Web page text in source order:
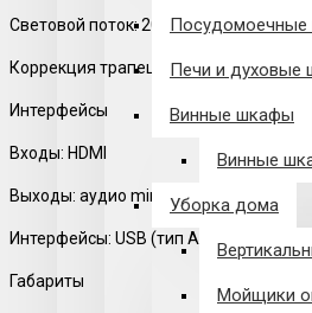
Печи и духовые
Винные шкафы
Винные
Уборка дома
Мойщики
Световой поток: 200 люмен
Коррекция трапецеидальных
Интерфейсы
Входы: HDMI
Выходы: аудио mini jack
Интерфейсы: USB (тип A)
Габариты